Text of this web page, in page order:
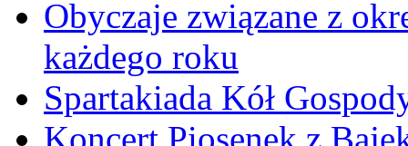
Obyczaje związane z
każdego roku
Spartakiada Kół